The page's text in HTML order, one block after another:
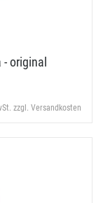
original
zzgl. Versandkosten